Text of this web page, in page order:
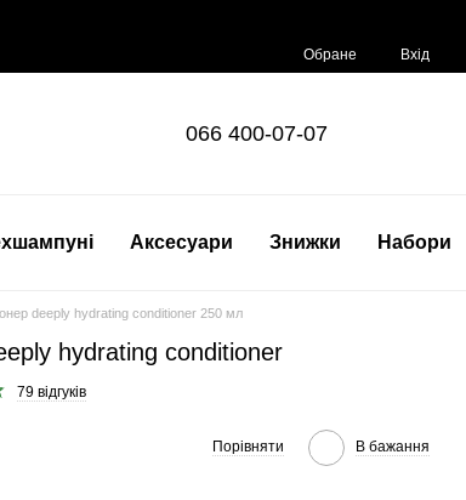
Обране Вхід
066 400-07-07
Аксесуари Знижки Набори
deeply hydrating conditioner 250 мл
hydrating conditioner
79 відгуків
Порівняти В бажання